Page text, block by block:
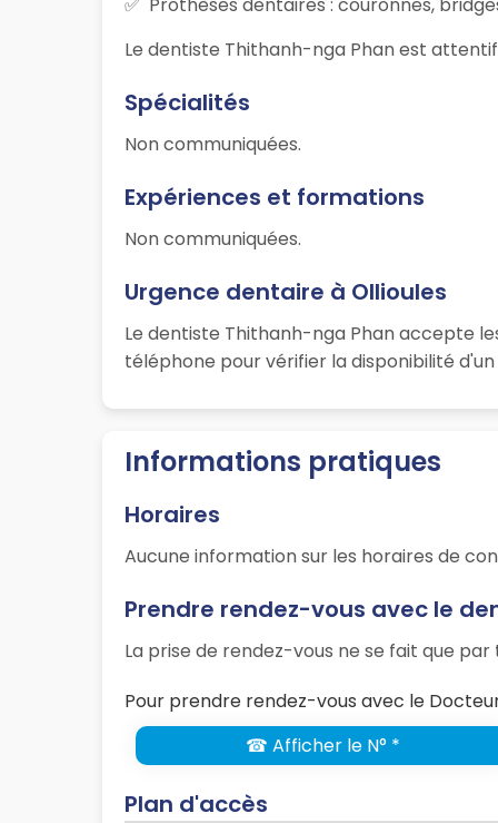
Prothèses dentaires : couronnes,
Le dentiste Thithanh-nga Phan est
Spécialités
Non communiquées.
Expériences et formations
Non communiquées.
Urgence dentaire à Ollioules
Le dentiste Thithanh-nga Phan accepte
téléphone pour vérifier la disponibilité
Informations pratiques
Horaires
Aucune information sur les horaires de
Prendre rendez-vous avec le
La prise de rendez-vous ne se fait que
Pour prendre rendez-vous avec le
☎ Afficher le N° *
Plan d'accès